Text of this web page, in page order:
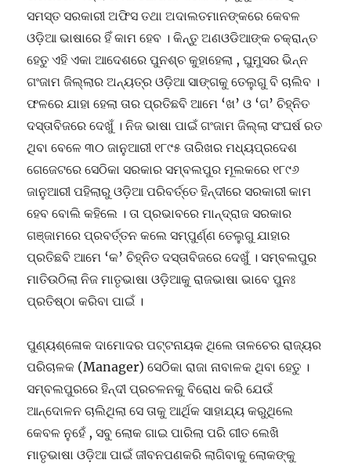
ସମସ୍ତ ସରକାରୀ ଅଫିସ ତଥା ଅଦାଲତମାନଙ୍କରେ କେବଳ
ଓଡ଼ିଆ ଭାଷାରେ ହିଁ କାମ ହେବ । କିନ୍ତୁ ଅଣଓଡିଆଙ୍କ ଚକ୍ରାନ୍ତ
ହେତୁ ଏହି ଏକା ଆଦେଶରେ ପୁନଶ୍ଚ କୁହାହେଲା , ଘୁମୁସର ଭିନ୍ନ
ଗଂଜାମ ଜିଲ୍ଲାର ଅନ୍ୟତ୍ର ଓଡ଼ିଆ ସାଙ୍ଗକୁ ତେଲୁଗୁ ବି ଚାଲିବ ।
ଫଳରେ ଯାହା ହେଲା ତାର ପ୍ରତିଛବି ଆମେ ‘ଖ’ ଓ ‘ଗ’ ଚିହ୍ନିତ
ଦସ୍ତାବିଜରେ ଦେଖୁଁ । ନିଜ ଭାଷା ପାଇଁ ଗଂଜାମ ଜିଲ୍ଲା ସଂଘର୍ଷ ରତ
ଥିବା ବେଳେ ୩୦ ଜାନୁଆରୀ ୧୮୯୫ ତାରିଖର ମଧ୍ୟପ୍ରଦେଶ
ଗେଜେଟରେ ସେଠିକା ସରକାର ସମ୍ବଲପୁର ମୂଲକରେ ୧୮୯୬
ଜାନୁଆରୀ ପହିଲାରୁ ଓଡ଼ିଆ ପରିବର୍ତ୍ତେ ହିନ୍ଦୀରେ ସରକାରୀ କାମ
ହେବ ବୋଲି କହିଲେ । ତା ପ୍ରଭାବରେ ମାନ୍ଦ୍ରାଜ ସରକାର
ଗଞ୍ଜାମରେ ପ୍ରବର୍ତ୍ତନ କଲେ ସମ୍ପୁର୍ଣ୍ଣ ତେଲୁଗୁ ଯାହାର
ପ୍ରତିଛବି ଆମେ ‘କ’ ଚିହ୍ନିତ ଦସ୍ତାବିଜରେ ଦେଖୁଁ । ସମ୍ବଲପୁର
ମାତିଉଠିଲା ନିଜ ମାତୃଭାଷା ଓଡ଼ିଆକୁ ରାଜଭାଷା ଭାବେ ପୁନଃ
ପ୍ରତିଷ୍ଠା କରିବା ପାଇଁ ।
ପୁଣ୍ୟଶ୍ଳୋକ ଦାମୋଦର ପଟ୍ଟନାୟକ ଥିଲେ ତାଳଚେର ରାଜ୍ୟର
ପରିଚାଳକ (Manager) ସେଠିକା ରାଜା ନାବାଳକ ଥିବା ହେତୁ ।
ସମ୍ବଲପୁରରେ ହିନ୍ଦୀ ପ୍ରଚଳନକୁ ବିରୋଧ କରି ଯେଉଁ
ଆନ୍ଦୋଳନ ଚାଲିଥିଲା ସେ ତାକୁ ଆର୍ଥିକ ସାହାଯ୍ୟ କରୁଥିଲେ
କେବଳ ନୁହେଁ , ସବୁ ଲୋକ ଗାଇ ପାରିଲା ପରି ଗୀତ ଲେଖି
ମାତୃଭାଷା ଓଡ଼ିଆ ପାଇଁ ଜୀବନପଣକରି ଲାଗିବାକୁ ଲୋକଙ୍କୁ